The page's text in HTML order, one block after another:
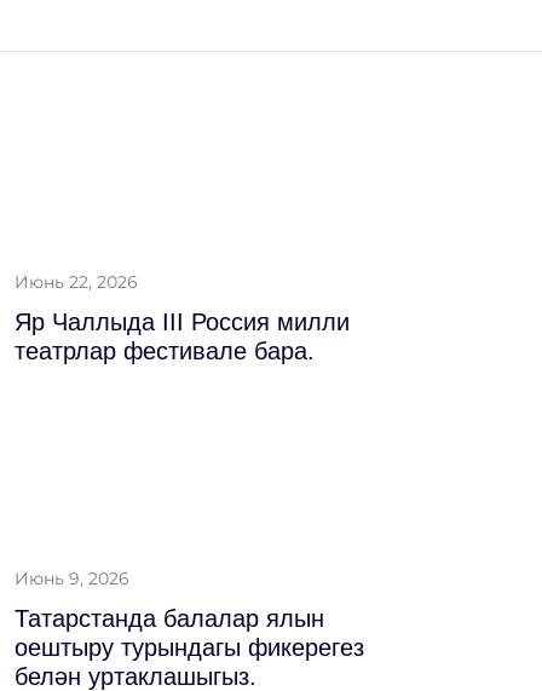
Июнь 22, 2026
Яр Чаллыда III Россия милли
театрлар фестивале бара.
Июнь 9, 2026
Татарстанда балалар ялын
оештыру турындагы фикерегез
белән уртаклашыгыз.